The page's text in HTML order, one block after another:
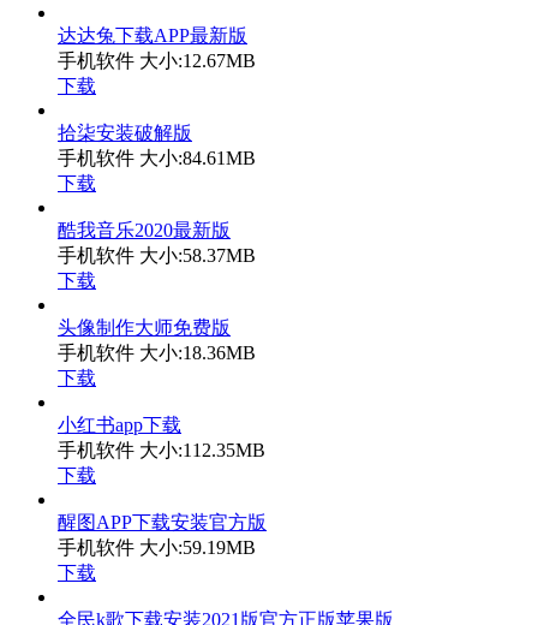
达达兔下载APP最新版
手机软件 大小:12.67MB
下载
拾柒安装破解版
手机软件 大小:84.61MB
下载
酷我音乐2020最新版
手机软件 大小:58.37MB
下载
头像制作大师免费版
手机软件 大小:18.36MB
下载
小红书app下载
手机软件 大小:112.35MB
下载
醒图APP下载安装官方版
手机软件 大小:59.19MB
下载
全民k歌下载安装2021版官方正版苹果版